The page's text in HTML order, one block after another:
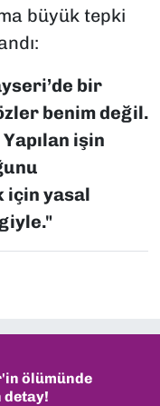
büyük tepki
bir
benim değil.
işin
için yasal
ölümünde
detay!